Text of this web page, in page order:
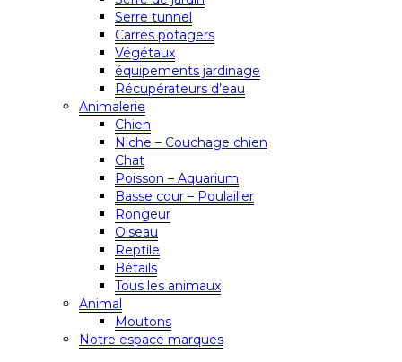
Serre tunnel
Carrés potagers
Végétaux
équipements jardinage
Récupérateurs d’eau
Animalerie
Chien
Niche – Couchage chien
Chat
Poisson – Aquarium
Basse cour – Poulailler
Rongeur
Oiseau
Reptile
Bétails
Tous les animaux
Animal
Moutons
Notre espace marques